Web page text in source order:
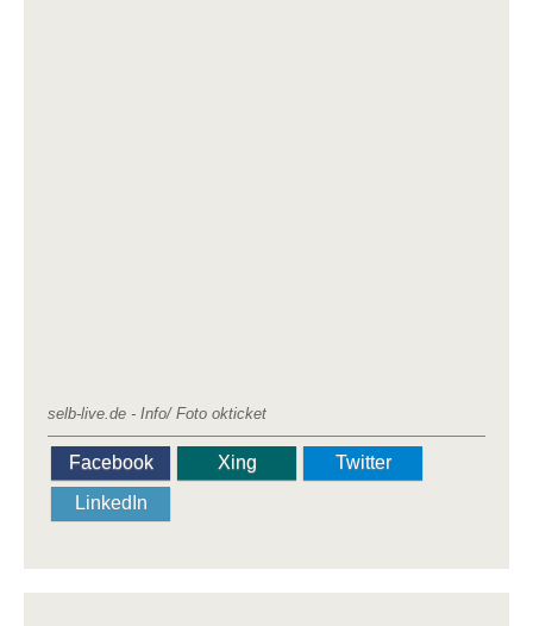
selb-live.de - Info/ Foto okticket
Facebook Xing
Twitter
LinkedIn